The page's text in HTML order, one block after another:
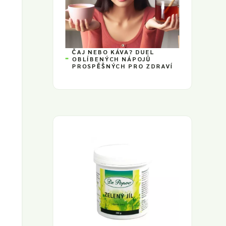
ČAJ NEBO KÁVA? DUEL
OBLÍBENÝCH NÁPOJŮ
PROSPĚŠNÝCH PRO ZDRAVÍ